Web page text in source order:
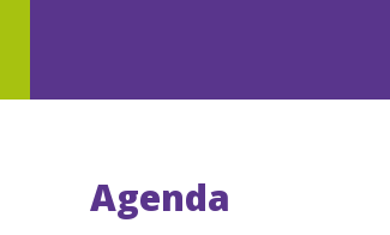
Agenda